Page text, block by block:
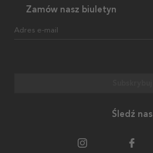
Zamów nasz biuletyn
Adres e-mail
Śledź nas